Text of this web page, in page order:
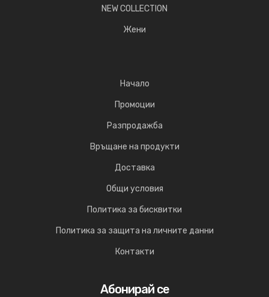
NEW COLLECTION
Жени
Начало
Промоции
Разпродажба
Връщане на продукти
Доставка
Общи условия
Политика за бисквитки
Политика за защита на личните данни
Контакти
Абонирай се